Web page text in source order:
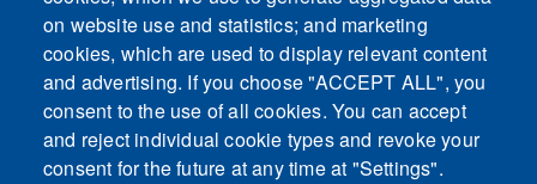
ACCEPT ALL COOKIES
Only accept Embeds cookies
on website use and statistics; and marketing
cookies, which are used to display relevant content
and advertising. If you choose "ACCEPT ALL", you
consent to the use of all cookies. You can accept
and reject individual cookie types and revoke your
consent for the future at any time at "Settings".